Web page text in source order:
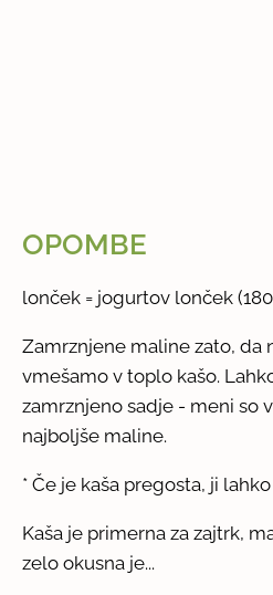
OPOMBE
lonček = jogurtov lonček
Zamrznjene maline zato, da
vmešamo v toplo kašo.
zamrznjeno sadje - meni so
najboljše maline.
* Če je kaša pregosta, ji
Kaša je primerna za zajtrk,
zelo okusna je...